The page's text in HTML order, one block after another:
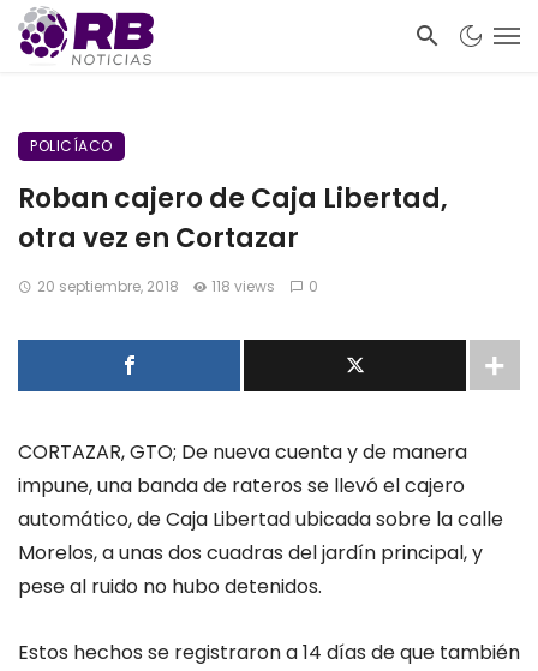
POLICÍACO
Roban cajero de Caja Libertad,
otra vez en Cortazar
20 septiembre, 2018 118 views 0
CORTAZAR, GTO; De nueva cuenta y de manera
impune, una banda de rateros se llevó el cajero
automático, de Caja Libertad ubicada sobre la calle
Morelos, a unas dos cuadras del jardín principal, y
pese al ruido no hubo detenidos.
Estos hechos se registraron a 14 días de que también